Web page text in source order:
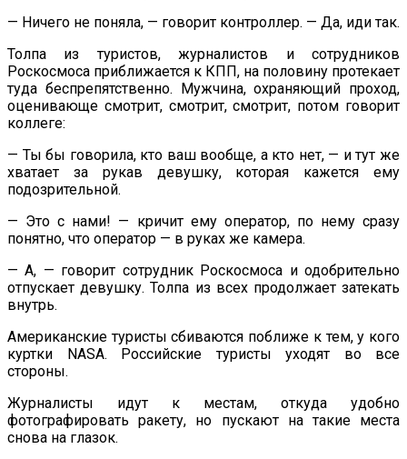
— Ничего не поняла, — говорит контроллер. — Да, иди так.
Толпа из туристов, журналистов и сотрудников
Роскосмоса приближается к КПП, на половину протекает
туда беспрепятственно. Мужчина, охраняющий проход,
оценивающе смотрит, смотрит, смотрит, потом говорит
коллеге:
— Ты бы говорила, кто ваш вообще, а кто нет, — и тут же
хватает за рукав девушку, которая кажется ему
подозрительной.
— Это с нами! — кричит ему оператор, по нему сразу
понятно, что оператор — в руках же камера.
— А, — говорит сотрудник Роскосмоса и одобрительно
отпускает девушку. Толпа из всех продолжает затекать
внутрь.
Американские туристы сбиваются поближе к тем, у кого
куртки NASA. Российские туристы уходят во все
стороны.
Журналисты идут к местам, откуда удобно
фотографировать ракету, но пускают на такие места
снова на глазок.